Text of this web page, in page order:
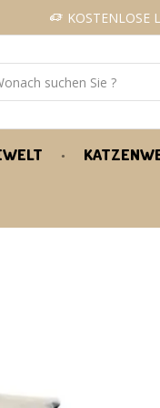
KOSTENLOSE